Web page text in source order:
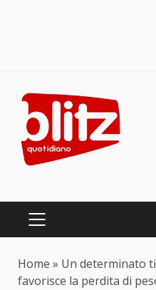
content
PRIMARY
Home » Un determinato
favorisce la perdita di